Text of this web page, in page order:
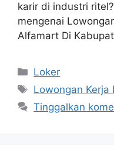
karir di industri
mengenai
Alfamart Di
Kategori
Loker
Tag
Lowongan Kerja
Tinggalkan